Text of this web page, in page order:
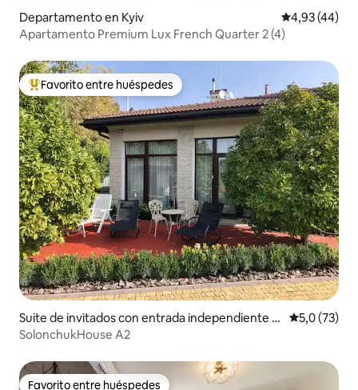
Departamento en Kyiv Calificación
4,93 (44)
Apartamento Premium Lux French Quarter 2 (4)
Favorito entre los huéspedes más destacados
Favorito entre huéspedes
Suite de invitados con entrada independiente e
n Vyshen'ky
Calificación
5,0 (73)
SolonchukHouse A2
Favorito entre huéspedes